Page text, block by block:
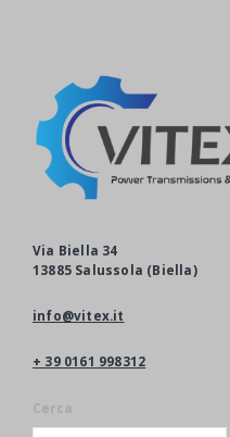
Via Biella 34
13885 Salussola (Biella)
info@vitex.it
+ 39 0161 998312
Cerca